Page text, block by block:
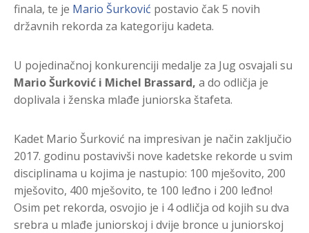
finala, te je Mario Šurković postavio čak 5 novih
državnih rekorda za kategoriju kadeta.
U pojedinačnoj konkurenciji medalje za Jug osvajali su
Mario Šurković i Michel Brassard, a do odličja je
doplivala i ženska mlađe juniorska štafeta.
Kadet Mario Šurković na impresivan je način zaključio
2017. godinu postavivši nove kadetske rekorde u svim
disciplinama u kojima je nastupio: 100 mješovito, 200
mješovito, 400 mješovito, te 100 leđno i 200 leđno!
Osim pet rekorda, osvojio je i 4 odličja od kojih su dva
srebra u mlađe juniorskoj i dvije bronce u juniorskoj